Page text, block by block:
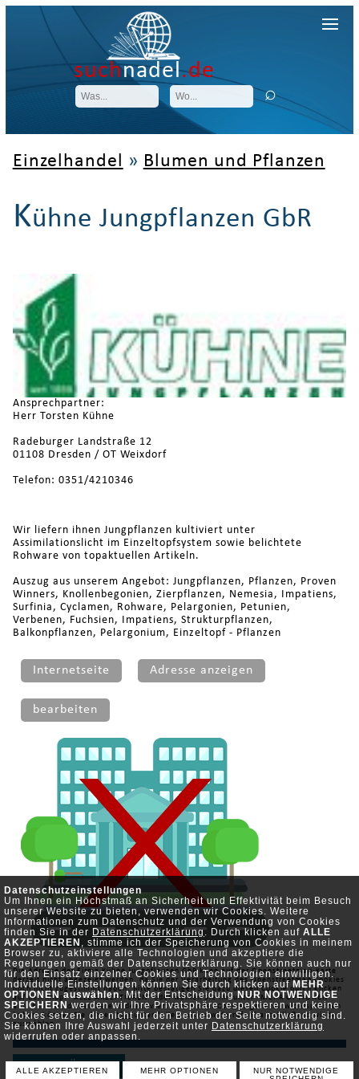
Datenschutzeinstellungen
Um Ihnen ein Höchstmaß an Sicherheit und Effektivität beim Besuch
unserer Website zu bieten, verwenden wir Cookies. Weitere
Informationen zum Datenschutz und der Verwendung von Cookies
finden Sie in der Datenschutzerklärung. Durch klicken auf ALLE
AKZEPTIEREN , stimme ich der Speicherung von Cookies in meinem
Browser zu, aktiviere alle Technologien und akzeptiere die
Regelungen gemäß der Datenschutzerklärung. Sie können auch nur
für den Einsatz einzelner Cookies und Technologien einwilligen.
Individuelle Einstellungen können Sie durch klicken aufMEHR
OPTIONEN auswählen. Mit der EntscheidungNUR NOTWENDIGE
SPEICHERNwerden wir Ihre Privatsphäre respektieren und keine
Cookies setzen, die nicht für den Betrieb der Seite notwendig sind.
Sie können Ihre Auswahl jederzeit unter Datenschutzerklärung
widerrufen oder anpassen.
ALLE AKZEPTIEREN MEHR OPTIONEN
NUR NOTWENDIGE
suchnadel.de
Einzelhandel » Blumen und Pflanzen
Kühne Jungpflanzen GbR
Ansprechpartner:
Herr Torsten Kühne
Radeburger Landstraße 12
01108 Dresden / OT Weixdorf
Telefon: 0351/4210346
Wir liefern ihnen Jungpflanzen kultiviert unter
Assimilationslicht im Einzeltopfsystem sowie belichtete
Rohware von topaktuellen Artikeln.
Auszug aus unserem Angebot: Jungpflanzen, Pflanzen, Proven
Winners, Knollenbegonien, Zierpflanzen, Nemesia, Impatiens,
Surfinia, Cyclamen, Rohware, Pelargonien, Petunien,
Verbenen, Fuchsien, Impatiens, Strukturpflanzen,
Balkonpflanzen, Pelargonium, Einzeltopf - Pflanzen
Internetseite Adresse anzeigen
bearbeiten
Die Adresse der Firma Kühne Jungpflanzen GbR kann auf der Openstreetmap-Karte
derzeit nicht angezeigt werden, da Sie der Verarbeitung des Openstreetmap Cookies
noch nicht zugestimmt haben. Bitte bestätigen Sie dazu diesen Cookie durch klicken
auf den Knopf "ALLE AKZEPTIEREN" oder wählen Sie ihn unter "MEHR OPTIONEN"
aus. Falls Sie diesen bereits deaktiviert haben oder Cookies generell widersprochen
haben, können Sie diesenhierunter "alle Cookies widerrufen" anschließend wieder
auswählen.
ZURÜCK